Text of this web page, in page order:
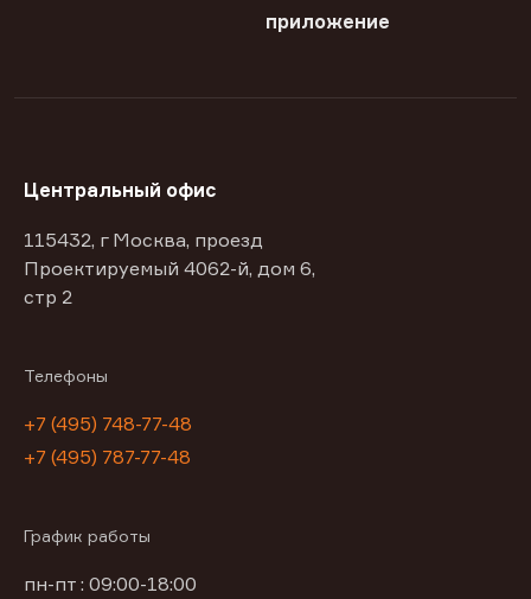
приложение
Центральный офис
115432, г Москва, проезд
Проектируемый 4062-й, дом 6,
стр 2
Телефоны
+7 (495) 748-77-48
+7 (495) 787-77-48
График работы
пн-пт : 09:00-18:00